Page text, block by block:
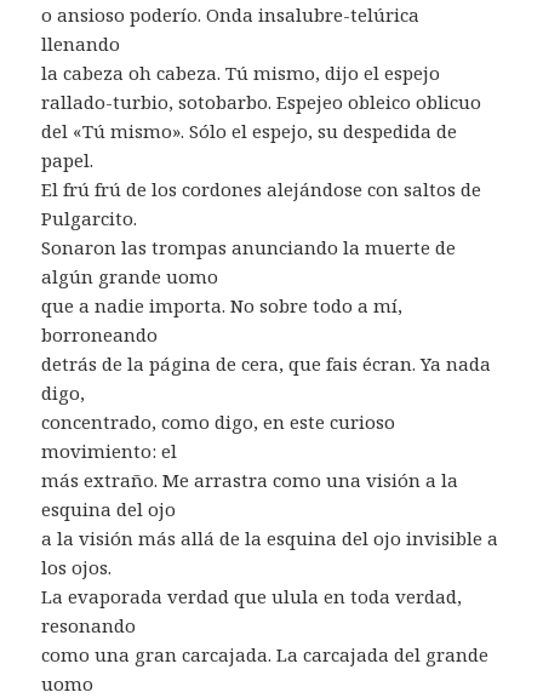
o ansioso poderío. Onda insalubre-telúrica
llenando
la cabeza oh cabeza. Tú mismo, dijo el espejo
rallado-turbio, sotobarbo. Espejeo obleico oblicuo
del «Tú mismo». Sólo el espejo, su despedida de
papel.
El frú frú de los cordones alejándose con saltos de
Pulgarcito.
Sonaron las trompas anunciando la muerte de
algún grande uomo
que a nadie importa. No sobre todo a mí,
borroneando
detrás de la página de cera, que fais écran. Ya nada
digo,
concentrado, como digo, en este curioso
movimiento: el
más extraño. Me arrastra como una visión a la
esquina del ojo
a la visión más allá de la esquina del ojo invisible a
los ojos.
La evaporada verdad que ulula en toda verdad,
resonando
como una gran carcajada. La carcajada del grande
uomo